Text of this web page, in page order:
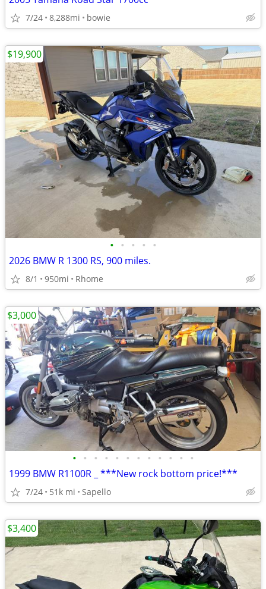
7/24 8,288mi bowie
• • • • •
2026 BMW R 1300 RS, 900 miles.
8/1 950mi Rhome
$19,900
• • • • • • • • • • • •
1999 BMW R1100R _ ***New rock bottom price!***
7/24 51k mi Sapello
$3,000
$3,400